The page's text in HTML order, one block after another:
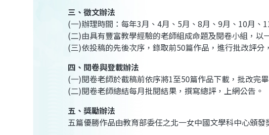
三、徵文辦法
(一)辦理時間：每年3月、4月、5月、8月、9月、10月、
(二)由具有豐富教學經驗的老師組成命題及閱卷小組，以
(三)依投稿的先後次序，錄取前50篇作品，進行批改評分
四、閱卷與登載辦法
(一)閱卷老師於截稿前依序將1至50篇作品下載，批改完
(二)閱卷老師總結每月批閱結果，撰寫總評，上網公告。
五、獎勵辦法
五篇優勝作品由教育部委任之北一女中國文學科中心頒